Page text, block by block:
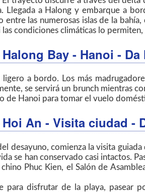
Llegada a Halong y embarque a
entre las numerosas islas de la
las condiciones climáticas lo
Bay - Hanoi -
ligero a bordo. Los más
se servirá un brunch mientras
de Hanoi para tomar el vuelo
An - Visita ciudad -
desayuno, comienza la visita
se han conservado casi intactos.
Phuc Kien, el Salón de
para disfrutar de la playa, pasear